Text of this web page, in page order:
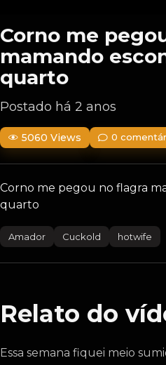
Corno me
mamando
quarto
Postado há 2 anos
5060 Views 0
Corno me pegou no flagra
quarto
Amador Cuckold hotwife
Relato do
Essa semana fiquei meio